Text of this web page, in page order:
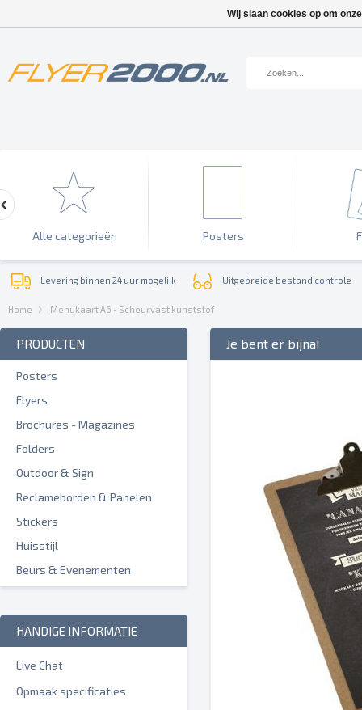
Alle categorieën Posters
Levering binnen 24 uur mogelijk Uitgebreide bestand controle
Home Menukaart A6 - Scheurvast kunststof
PRODUCTEN
Posters
Flyers
Brochures - Magazines
Folders
Outdoor & Sign
Reclameborden & Panelen
Stickers
Huisstijl
Beurs & Evenementen
HANDIGE INFORMATIE
Live Chat
Opmaak specificaties
Je bent er bijna!
Wij slaan cookies op om